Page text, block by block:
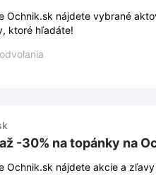
Ochnik.sk nájdete vybrané
ktoré hľadáte!
-30% na topánky na
Ochnik.sk nájdete akcie a